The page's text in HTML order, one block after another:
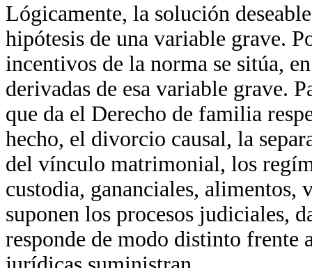
Lógicamente, la solución
hipótesis de una variable grave.
incentivos de la norma se sitúa,
derivadas de esa variable grave.
que da el Derecho de familia
hecho, el divorcio causal, la
del vínculo matrimonial, los
custodia, gananciales, alimentos,
suponen los procesos judiciales,
responde de modo distinto frente